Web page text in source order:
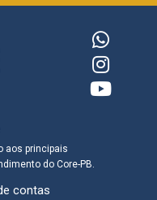
aos principais
do Core-PB.
contas